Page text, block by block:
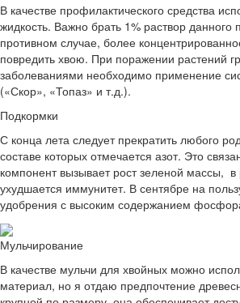
В качестве профилактического средства
жидкость. Важно брать 1% раствор данного
противном случае, более
повредить хвою. При поражении растений
заболеваниями необходимо применение
(«Скор», «Топаз» и т.д.).
Подкормки
С конца лета следует прекратить любого
составе которых отмечается азот. Это
компонент вызывает рост зеленой массы, в
ухудшается иммунитет. В сентябре на
удобрения с высоким содержанием
Мульчирование
В качестве мульчи для хвойных можно
материал, но я отдаю предпочтение